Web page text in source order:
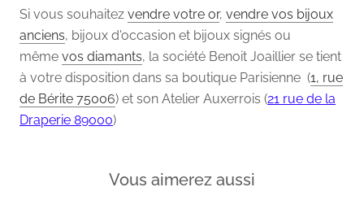
Si vous souhaitez vendre votre or, vendre vos bijoux
anciens, bijoux d'occasion et bijoux signés ou
même vos diamants, la société Benoit Joaillier se tient
à votre disposition dans sa boutique Parisienne (1, rue
de Bérite 75006) et son Atelier Auxerrois (21 rue de la
Draperie 89000)
Vous aimerez aussi